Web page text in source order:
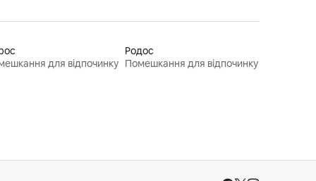
для відпочинку
Родос
Помешкання для відпочинку